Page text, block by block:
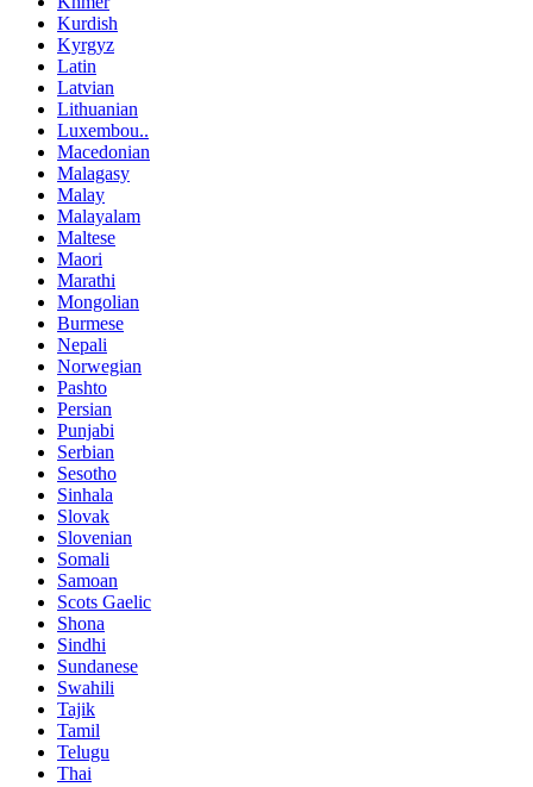
Kurdish
Kyrgyz
Latin
Latvian
Lithuanian
Luxembou..
Macedonian
Malagasy
Malay
Malayalam
Maltese
Maori
Marathi
Mongolian
Burmese
Nepali
Norwegian
Pashto
Persian
Punjabi
Serbian
Sesotho
Sinhala
Slovak
Slovenian
Somali
Samoan
Scots Gaelic
Shona
Sindhi
Sundanese
Swahili
Tajik
Tamil
Telugu
Thai